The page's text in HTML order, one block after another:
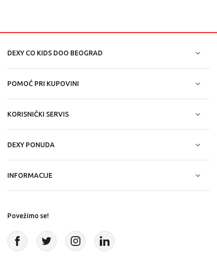
DEXY CO KIDS DOO BEOGRAD
POMOĆ PRI KUPOVINI
KORISNIČKI SERVIS
DEXY PONUDA
INFORMACIJE
Povežimo se!